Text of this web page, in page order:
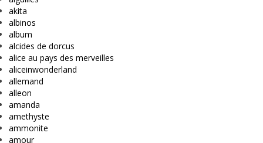
akita
albinos
album
alcides de dorcus
alice au pays des merveilles
aliceinwonderland
allemand
alleon
amanda
amethyste
ammonite
amour